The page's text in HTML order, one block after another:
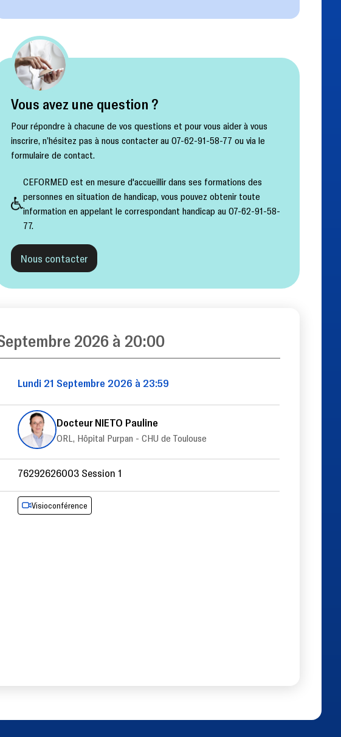
Vous avez une question ?
Pour répondre à chacune de vos questions et pour vous aider à vous
inscrire, n’hésitez pas à nous contacter au 07-62-91-58-77 ou via le
formulaire de contact.
CEFORMED est en mesure d'accueillir dans ses formations des
personnes en situation de handicap, vous pouvez obtenir toute
information en appelant le correspondant handicap au 07-62-91-58-
77.
Nous contacter
2026 à 20:00
Lundi 21 Septembre 2026 à 23:59
Docteur NIETO Pauline
ORL, Hôpital Purpan - CHU de Toulouse
76292626003 Session 1
Visioconférence